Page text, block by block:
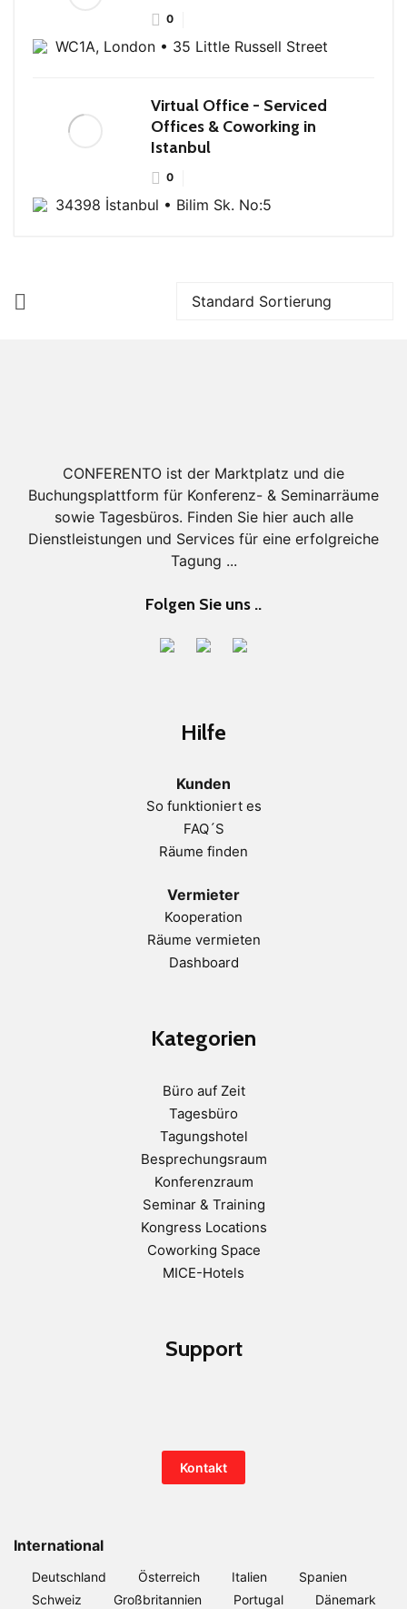
0
WC1A, London • 35 Little Russell Street
Virtual Office - Serviced
Offices & Coworking in
Istanbul
0
34398 İstanbul • Bilim Sk. No:5
CONFERENTO ist der Marktplatz und die
Buchungsplattform für Konferenz- & Seminarräume
sowie Tagesbüros. Finden Sie hier auch alle
Dienstleistungen und Services für eine erfolgreiche
Tagung ...
Folgen Sie uns ..
Hilfe
Kunden
So funktioniert es
FAQ´S
Räume finden
Vermieter
Kooperation
Räume vermieten
Dashboard
Kategorien
Büro auf Zeit
Tagesbüro
Tagungshotel
Besprechungsraum
Konferenzraum
Seminar & Training
Kongress Locations
Coworking Space
MICE-Hotels
Support
Kontakt
International
Deutschland Österreich Italien
Spanien
Schweiz
Großbritannien Portugal Dänemark